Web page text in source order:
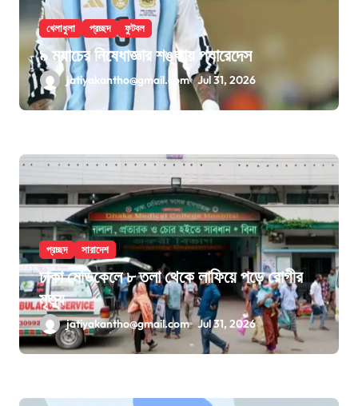
খেলাধুলা প্রচ্ছদ ফুটবল
৯ ম্যাচের নিষেধাজ্ঞার শঙ্কায় প্যারেদেস
jatiyakantho@gmail.com Jul 31, 2026
প্রচ্ছদ সারাদেশ
ঢাকা মেডিকেলে ৮ তলা থেকে লাফিয়ে পড়ে রোগীর
মৃত্যু
jatiyakantho@gmail.com Jul 31, 2026